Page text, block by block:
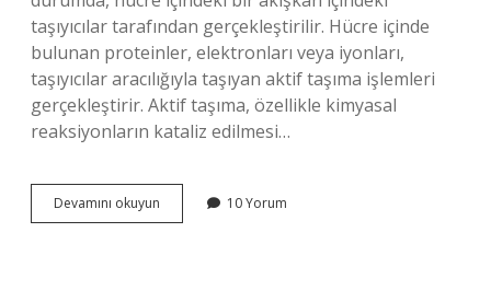
taşıyıcılar tarafından gerçekleştirilir. Hücre içinde
bulunan proteinler, elektronları veya iyonları,
taşıyıcılar aracılığıyla taşıyan aktif taşıma işlemleri
gerçekleştirir. Aktif taşıma, özellikle kimyasal
reaksiyonların kataliz edilmesi…
Devamını okuyun
taşıma
10 Yorum